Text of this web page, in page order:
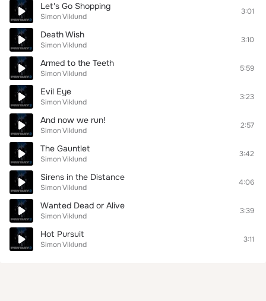
Let's Go Shopping
Simon Viklund
3:01
Death Wish
Simon Viklund
3:10
Armed to the Teeth
Simon Viklund
5:59
Evil Eye
Simon Viklund
3:23
And now we run!
Simon Viklund
2:57
The Gauntlet
Simon Viklund
3:42
Sirens in the Distance
Simon Viklund
4:06
Wanted Dead or Alive
Simon Viklund
3:39
Hot Pursuit
Simon Viklund
3:11